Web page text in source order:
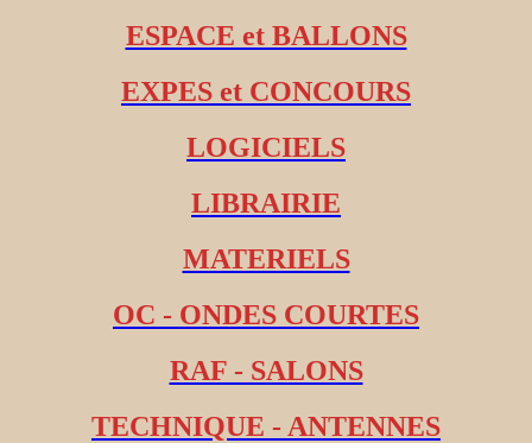
ESPACE et BALLONS
EXPES et CONCOURS
LOGICIELS
LIBRAIRIE
MATERIELS
OC - ONDES COURTES
RAF - SALONS
TECHNIQUE - ANTENNES